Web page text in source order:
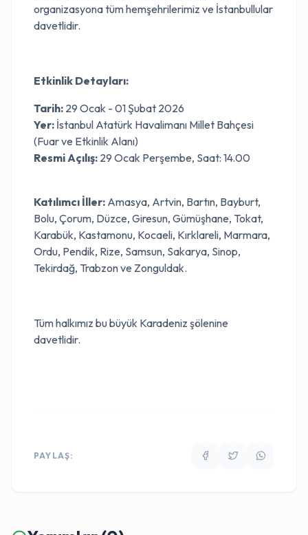
organizasyona tüm hemşehrilerimiz ve İstanbullular
davetlidir.
Etkinlik Detayları:
Tarih: 29 Ocak - 01 Şubat 2026
Yer: İstanbul Atatürk Havalimanı Millet Bahçesi
(Fuar ve Etkinlik Alanı)
Resmi Açılış: 29 Ocak Perşembe, Saat: 14.00
Katılımcı İller: Amasya, Artvin, Bartın, Bayburt,
Bolu, Çorum, Düzce, Giresun, Gümüşhane, Tokat,
Karabük, Kastamonu, Kocaeli, Kırklareli, Marmara,
Ordu, Pendik, Rize, Samsun, Sakarya, Sinop,
Tekirdağ, Trabzon ve Zonguldak.
Tüm halkımız bu büyük Karadeniz şölenine
davetlidir.
PAYLAŞ: